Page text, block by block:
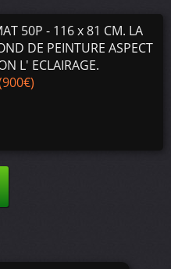
50P - 116 x 81 CM. LA
DE PEINTURE ASPECT
L' ECLAIRAGE.